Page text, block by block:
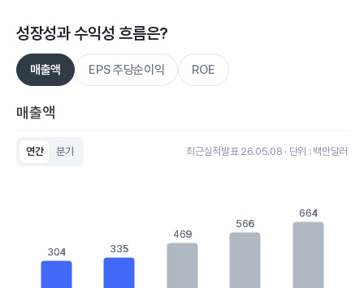
성장성과 수익성 흐름은?
매출액 EPS 주당순이익 ROE
매출액
연간 분기 최근실적발표 26.05.08 · 단위 : 백만달러
The chart has 1 Y axis displaying values. Data ranges from
304
304 335
335
469
469
566
566
664
664